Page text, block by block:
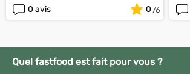
0 avis
0
Quel fastfood est fait pour vous ?